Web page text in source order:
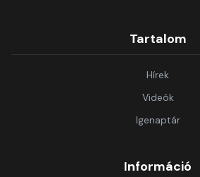
Tartalom
Hírek
Videók
Igenaptár
Információ